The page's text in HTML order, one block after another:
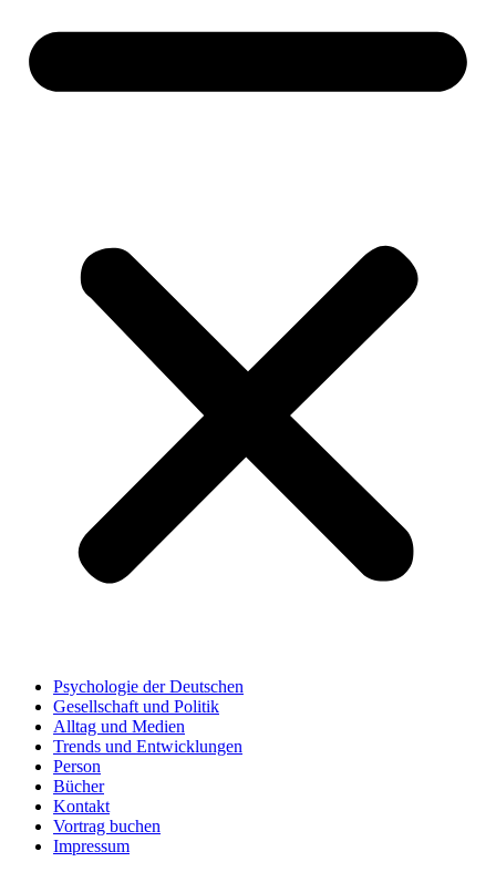
Psychologie der Deutschen
Gesellschaft und Politik
Alltag und Medien
Trends und Entwicklungen
Person
Bücher
Kontakt
Vortrag buchen
Impressum